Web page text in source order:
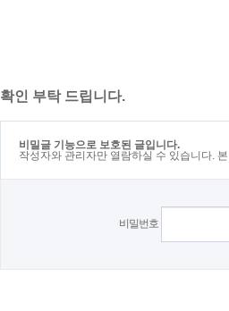
확인 부탁 드립니다.
비밀글 기능으로 보호된 글입니다.
작성자와 관리자만 열람하실 수 있습니다.
비밀번호